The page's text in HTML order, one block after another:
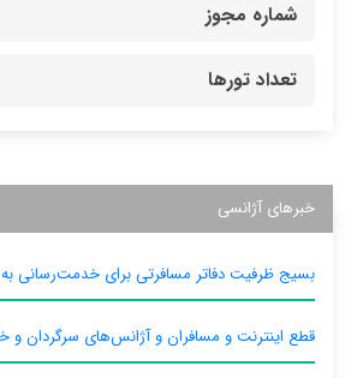
شماره مجوز
تعداد تورها
خبرهای آژانسی
بسیج ظرفیت دفاتر مسافرتی برای خدمت‌رسانی به
قطع اینترنت و مسافران و آژانس‌های سرگردان و